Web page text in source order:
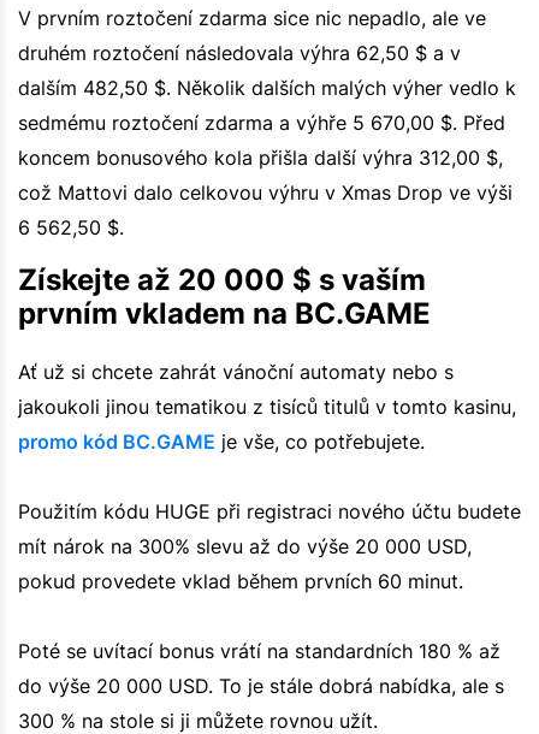
V prvním roztočení zdarma sice nic nepadlo, ale ve
druhém roztočení následovala výhra 62,50 $ a v
dalším 482,50 $. Několik dalších malých výher vedlo k
sedmému roztočení zdarma a výhře 5 670,00 $. Před
koncem bonusového kola přišla další výhra 312,00 $,
což Mattovi dalo celkovou výhru v Xmas Drop ve výši
6 562,50 $.
Získejte až 20 000 $ s vaším
prvním vkladem na BC.GAME
Ať už si chcete zahrát vánoční automaty nebo s
jakoukoli jinou tematikou z tisíců titulů v tomto kasinu,
promo kód BC.GAME je vše, co potřebujete.
Použitím kódu HUGE při registraci nového účtu budete
mít nárok na 300% slevu až do výše 20 000 USD,
pokud provedete vklad během prvních 60 minut.
Poté se uvítací bonus vrátí na standardních 180 % až
do výše 20 000 USD. To je stále dobrá nabídka, ale s
300 % na stole si ji můžete rovnou užít.